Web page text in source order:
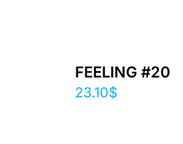
FEELING #20
23.10$